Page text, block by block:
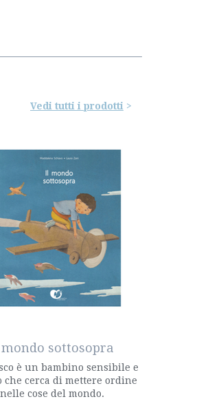
Vedi tutti i prodotti
sottosopra
è un bambino sensibile e
che cerca di mettere ordine
nelle cose del mondo.